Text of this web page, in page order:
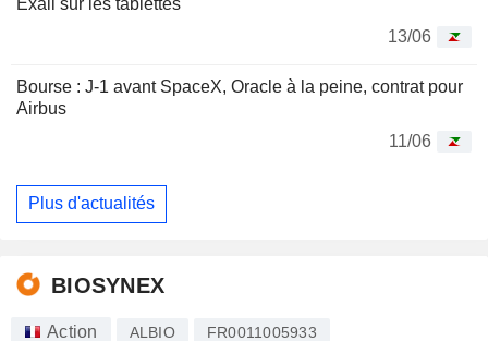
13/06
Bourse : J-1 avant SpaceX, Oracle à la peine, contrat pour
Airbus
11/06
Plus d'actualités
BIOSYNEX
Action ALBIO FR0011005933